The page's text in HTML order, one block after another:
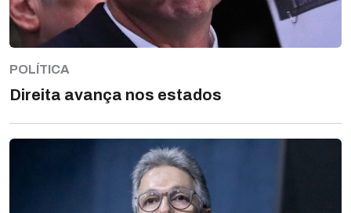
POLÍTICA
Direita avança nos estados